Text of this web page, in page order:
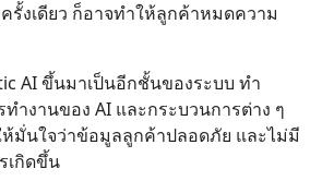
รั้งเดียว ก็อาจทำให้ลูกค้าหมดความ
AI ขึ้นมาเป็นอีกชั้นของระบบ ทำ
ำงานของ AI และกระบวนการต่าง ๆ
ห้มั่นใจว่าข้อมูลลูกค้าปลอดภัย และไม่มี
เกิดขึ้น